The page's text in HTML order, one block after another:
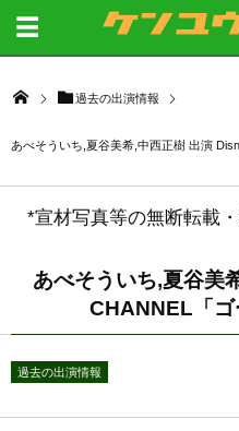
過去の出演情報
あべそういち,夏谷美希,中西正樹 出演
*宣材写真等の無断転載
あべそういち,夏谷美
CHANNEL「ゴ
過去の出演情報